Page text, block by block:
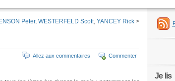
Peter, WESTERFELD Scott, YANCEY Rick >
Commenter
Allez aux commentaires
Je lis